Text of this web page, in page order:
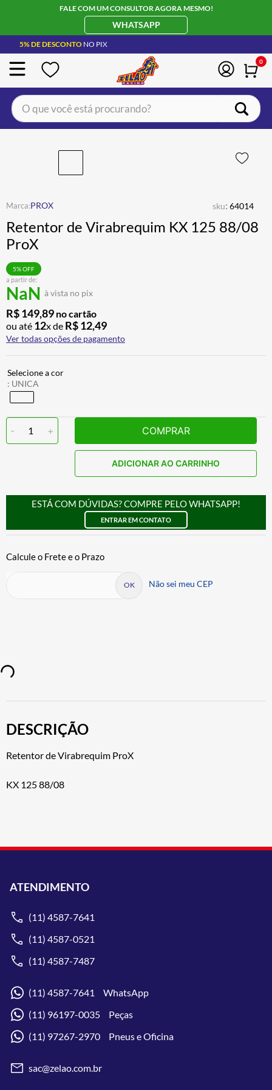
FALE COM UM CONSULTOR AGORA MESMO!
WHATSAPP
5% DE DESCONTO NO PIX
0
O que você está procurando?
PROX sku: 64014
Retentor de Virabrequim KX 125 88/08
ProX
a partir de:
NaN à vista no pix
5% OFF
R$149,89 no cartão
ou até 12x de R$12,49
Ver todas opções de pagamento
: UNICA
- 1 + COMPRAR
ADICIONAR AO CARRINHO
ESTÁ COM DÚVIDAS? COMPRE PELO WHATSAPP!
ENTRAR EM CONTATO
Não sei meu CEP
DESCRIÇÃO
Retentor de Virabrequim ProX
KX 125 88/08
ATENDIMENTO
(11) 4587-7641
(11) 4587-0521
(11) 4587-7487
(11) 4587-7641 WhatsApp
(11) 96197-0035 Peças
(11) 97267-2970 Pneus e Oficina
sac@zelao.com.br
CAPACETE LS2
BOTA
º
6º
7º
8º
9º AIROH
10º BOTAS